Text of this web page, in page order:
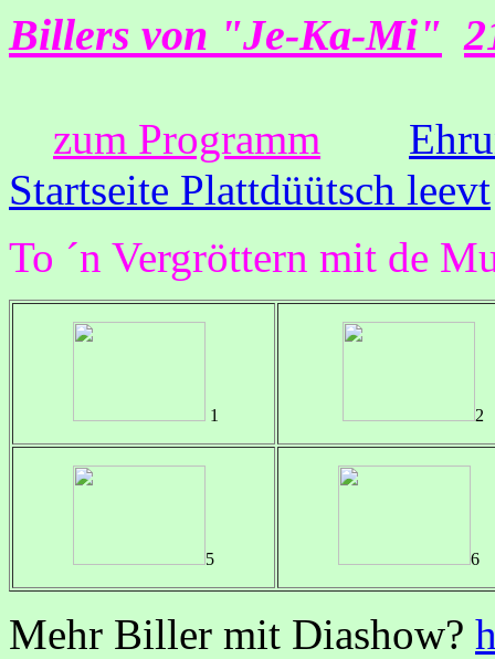
Billers von "Je-Ka-Mi"
zum Programm
Startseite Plattdüütsch leevt
To ´n Vergröttern mit de
1 2
5 6
Mehr Biller mit Diashow?